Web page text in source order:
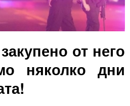
от него
няколко дни